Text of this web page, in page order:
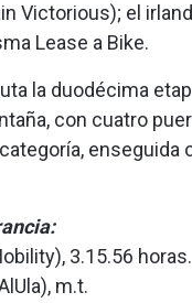
Victorious); el
Lease a Bike.
la duodécima
con cuatro
enseguida
3.15.56 horas.
m.t.